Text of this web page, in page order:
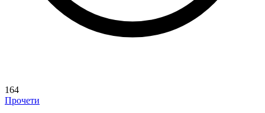
164
Прочети